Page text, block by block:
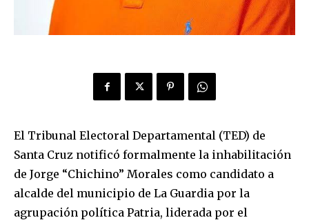
El Tribunal Electoral Departamental (TED) de
Santa Cruz notificó formalmente la inhabilitación
de Jorge “Chichino” Morales como candidato a
alcalde del municipio de La Guardia por la
agrupación política Patria, liderada por el